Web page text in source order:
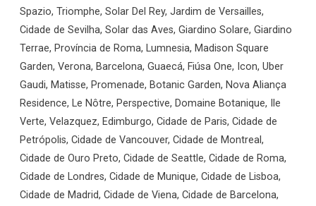
Spazio, Triomphe, Solar Del Rey, Jardim de Versailles,
Cidade de Sevilha, Solar das Aves, Giardino Solare, Giardino
Terrae, Província de Roma, Lumnesia, Madison Square
Garden, Verona, Barcelona, Guaecá, Fiúsa One, Icon, Uber
Gaudi, Matisse, Promenade, Botanic Garden, Nova Aliança
Residence, Le Nôtre, Perspective, Domaine Botanique, Ile
Verte, Velazquez, Edimburgo, Cidade de Paris, Cidade de
Petrópolis, Cidade de Vancouver, Cidade de Montreal,
Cidade de Ouro Preto, Cidade de Seattle, Cidade de Roma,
Cidade de Londres, Cidade de Munique, Cidade de Lisboa,
Cidade de Madrid, Cidade de Viena, Cidade de Barcelona,